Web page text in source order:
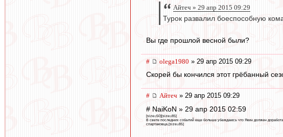
Айтеч » 29 апр 2015 09:29
Турок развалил боеспособную
Вы где прошлой весной были?
# olega1980 » 29 апр 2015 09:29
Скорей бы кончился этот грёбанный
# Айтеч » 29 апр 2015 09:29
# NaiKoN » 29 апр 2015 02:59
[size=50][size=85]
В свете последних событий еще больше убеждаюсь что Якин должен
спартаковца.[size=85]